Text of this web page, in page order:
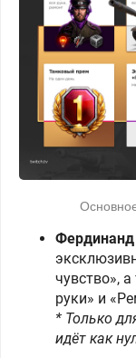
Фердинанд
чувство»,
руки» и
* Только
идёт как